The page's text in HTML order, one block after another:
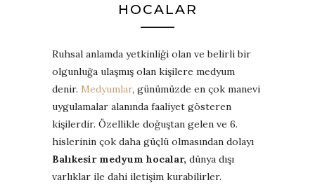
HOCALAR
Ruhsal anlamda yetkinliği olan ve belirli bir
olgunluğa ulaşmış olan kişilere medyum
denir. Medyumlar, günümüzde en çok manevi
uygulamalar alanında faaliyet gösteren
kişilerdir. Özellikle doğuştan gelen ve 6.
hislerinin çok daha güçlü olmasından dolayı
Balıkesir medyum hocalar, dünya dışı
varlıklar ile dahi iletişim kurabilirler.